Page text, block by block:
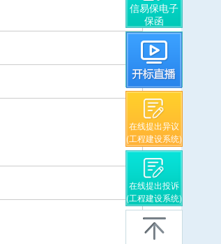
信易保电子
保函
在线提出异议
(工程建设系统)
在线提出投诉
(工程建设系统)